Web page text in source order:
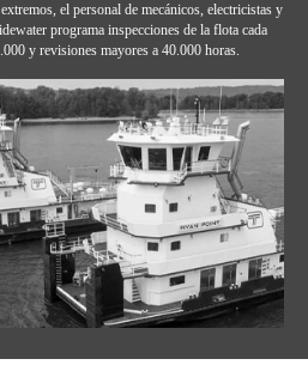
el personal de mecánicos, electricistas y
programa inspecciones de la flota cada
y revisiones mayores a 40.000 horas.